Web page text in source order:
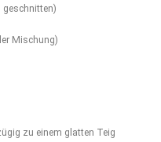
geschnitten)
Mischung)
zu einem glatten Teig